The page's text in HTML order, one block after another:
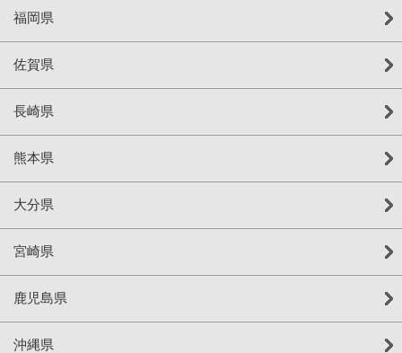
福岡県
佐賀県
長崎県
熊本県
大分県
宮崎県
鹿児島県
沖縄県